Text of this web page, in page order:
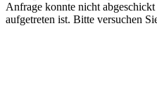
Anfrage konnte nicht
aufgetreten ist. Bitte versuchen